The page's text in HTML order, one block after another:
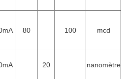
80 100 mcd
20 nanomètre